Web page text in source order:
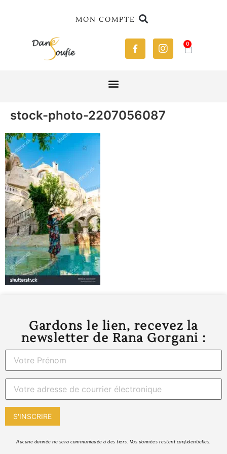
MON COMPTE
0
stock-photo-2207056087
Gardons le lien, recevez la
newsletter de Rana Gorgani :